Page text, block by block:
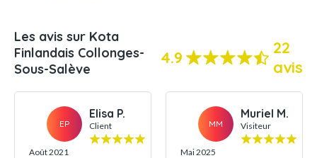
Les avis sur Kota
Finlandais Collonges-
Sous-Salève
4.9
22
avis
EP
Elisa P.
Client
Août 2021
MM
Muriel M.
Visiteur
Mai 2025